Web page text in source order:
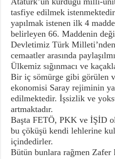
tasfiye edilmek
yapılmak istenen ilk 4
belirleyen 66. Maddenin
Devletimiz Türk Milleti’nden
cemaatler arasında
Ülkemiz sığınmacı ve
Bir iç sömürge gibi görülen
ekonomisi Saray rejiminin
edilmektedir. İşsizlik ve
artmaktadır.
Başta FETÖ, PKK ve İŞİD
bu çöküşü kendi lehlerine
içindedirler.
Bütün bunlara rağmen